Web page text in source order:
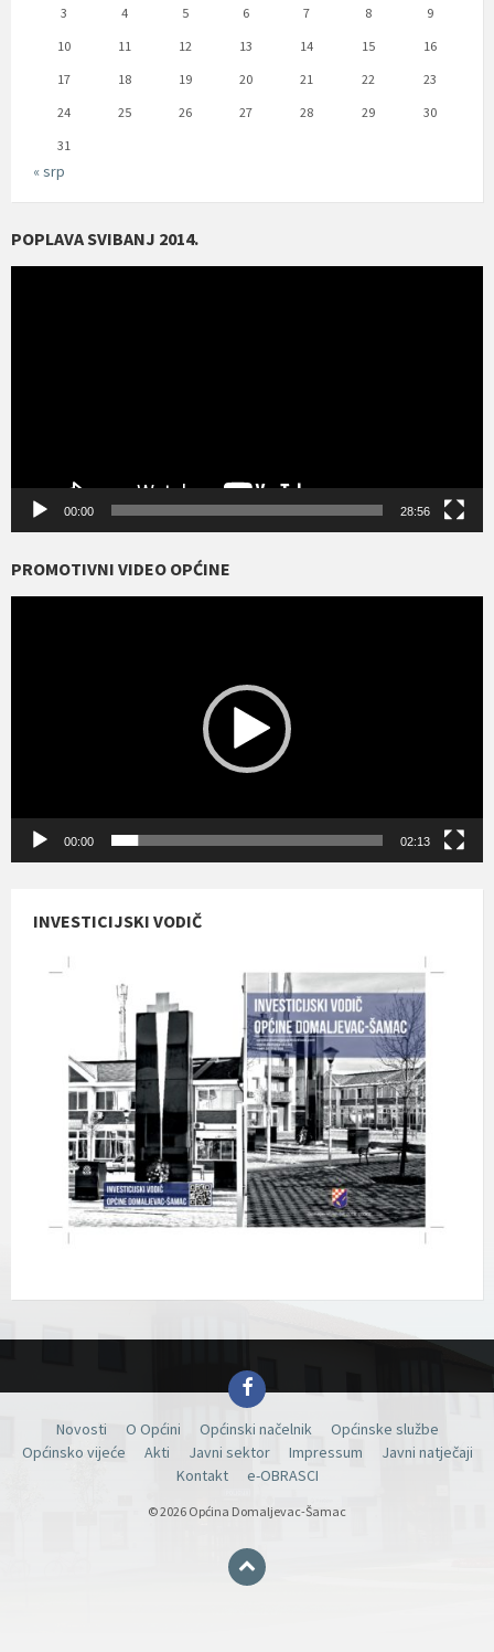
3
4 5 6 7 8
9
10
11 12 13 14 15
16
17
18 19 20 21 22
23
24
25 26 27 28 29
30
31
« srp
POPLAVA SVIBANJ 2014.
00:00 28:56
PROMOTIVNI VIDEO OPĆINE
00:00 02:13
INVESTICIJSKI VODIČ
Facebook
Novosti O Općini Općinski načelnik
Općinske službe
Općinsko vijeće
Akti Javni sektor Impressum
Javni natječaji
Kontakt
e-OBRASCI
© 2026 Općina Domaljevac-Šamac